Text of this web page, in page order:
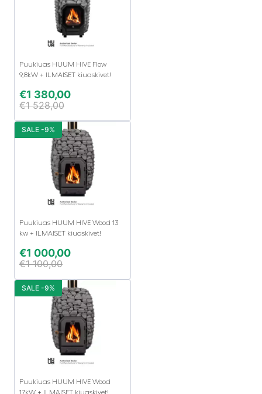
Puukiuas HUUM HIVE Flow
9,8kW + ILMAISET kiuaskivet!
€1 380,00
€1 528,00
Puukiuas HUUM HIVE Wood 13
kw + ILMAISET kiuaskivet!
€1 000,00
€1 100,00
SALE -9%
Puukiuas HUUM HIVE Wood
17kW + ILMAISET kiuaskivet!
SALE -9%